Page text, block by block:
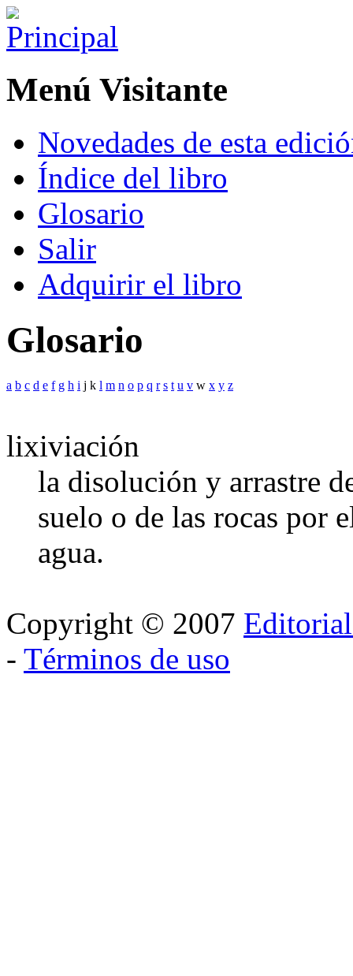
Menú Visitante
Novedades de esta
Índice del libro
Glosario
Salir
Adquirir el libro
Glosario
a b c d e f g h i j k l m n o p q r s t u v w x y z
lixiviación
la disolución y arrastre
suelo o de las rocas por
agua.
Copyright © 2007
- Términos de uso